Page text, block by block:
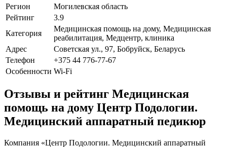
Регион
Могилевская область
Рейтинг
3.9
Категория
Медицинская помощь на дому, Медицинская
реабилитация, Медцентр, клиника
Адрес
Советская ул., 97, Бобруйск, Беларусь
Телефон
+375 44 776-77-67
Особенности Wi-Fi
Отзывы и рейтинг Медицинская
помощь на дому Центр Подологии.
Медицинский аппаратный педикюр
Компания «Центр Подологии. Медицинский аппаратный